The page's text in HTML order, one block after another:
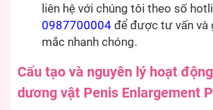
liên hệ với chúng tôi theo số
0987700004 để được tư vấn và
mắc nhanh chóng.
Cấu tạo và nguyên lý hoạt
dương vật Penis Enlargement